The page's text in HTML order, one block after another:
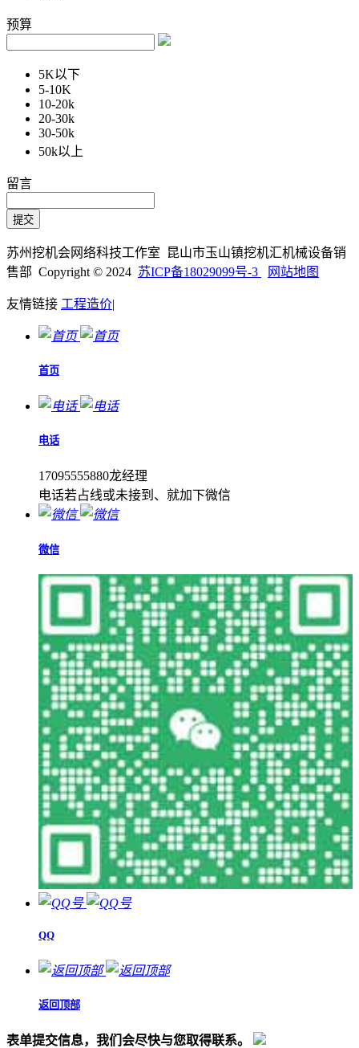
预算
5K以下
5-10K
10-20k
20-30k
30-50k
50k以上
留言
苏州挖机会网络科技工作室 昆山市玉山镇挖机汇机械设备销
售部 Copyright © 2024 苏ICP备18029099号-3 网站地图
友情链接 工程造价|
首页
电话
17095555880龙经理
电话若占线或未接到、就加下微信
微信
QQ
返回顶部
表单提交信息，我们会尽快与您取得联系。